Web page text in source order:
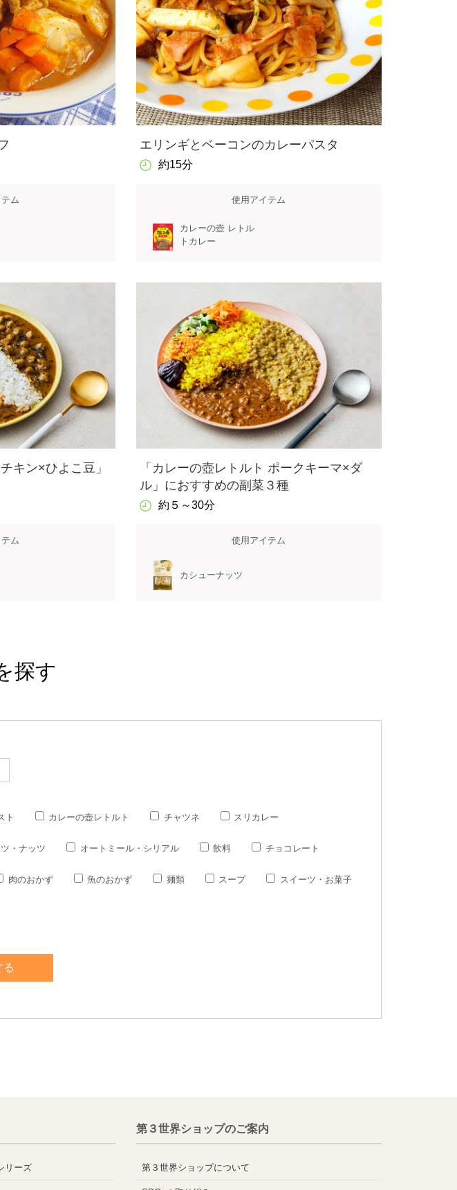
ム
エリンギとベーコンのカレーパスタ
約15分
使用アイテム
カレーの壺 レトル
トカレー
キン×ひよこ豆」
ム
「カレーの壺レトルト ポークキーマ×ダ
ル」におすすめの副菜３種
約５～30分
使用アイテム
カシューナッツ
探す
ト カレーの壺レトルト チャツネ スリカレー
・ナッツ オートミール・シリアル 飲料 チョコレート
肉のおかず 魚のおかず 麺類 スープ スイーツ・お菓子
リーズ
第３世界ショップのご案内
第３世界ショップについて